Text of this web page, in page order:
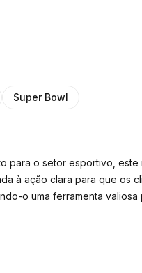
Super Bowl
para o setor esportivo,
à ação clara para que os
o uma ferramenta